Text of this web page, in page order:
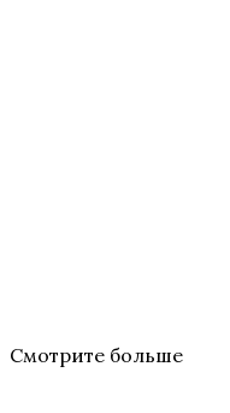
Смотрите больше